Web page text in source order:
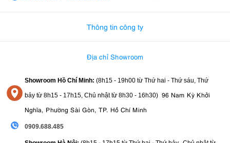
Thông tin công ty
Địa chỉ Showroom
Showroom Hồ Chí Minh: (8h15 - 19h00 từ Thứ hai - Thứ sáu, Thứ
bảy từ 8h15 - 17h15, Chủ nhật từ 8h30 - 16h30) 96 Nam Kỳ Khởi
Nghĩa, Phường Sài Gòn, TP. Hồ Chí Minh
0909.688.485